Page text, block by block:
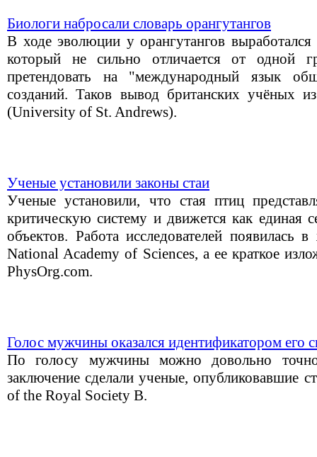
Биологи набросали словарь орангутангов
В ходе эволюции у орангутангов
который не сильно отличается от одной
претендовать на "международный язык
созданий. Таков вывод британских учёных
(University of St. Andrews).
Ученые установили законы стаи
Ученые установили, что стая птиц
критическую систему и движется как единая
объектов. Работа исследователей появилась
National Academy of Sciences, а ее краткое
PhysOrg.com.
Голос мужчины оказался идентификатором его
По голосу мужчины можно довольно
заключение сделали ученые, опубликовавшие
of the Royal Society B.